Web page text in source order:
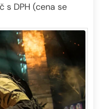
s DPH (cena se